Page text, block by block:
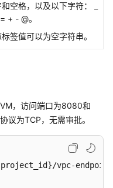
空格，以及以下字符： _
+ - @。
签值可以为空字符串。
，访问端口为8080和
议为TCP，无需审批。
vpc-